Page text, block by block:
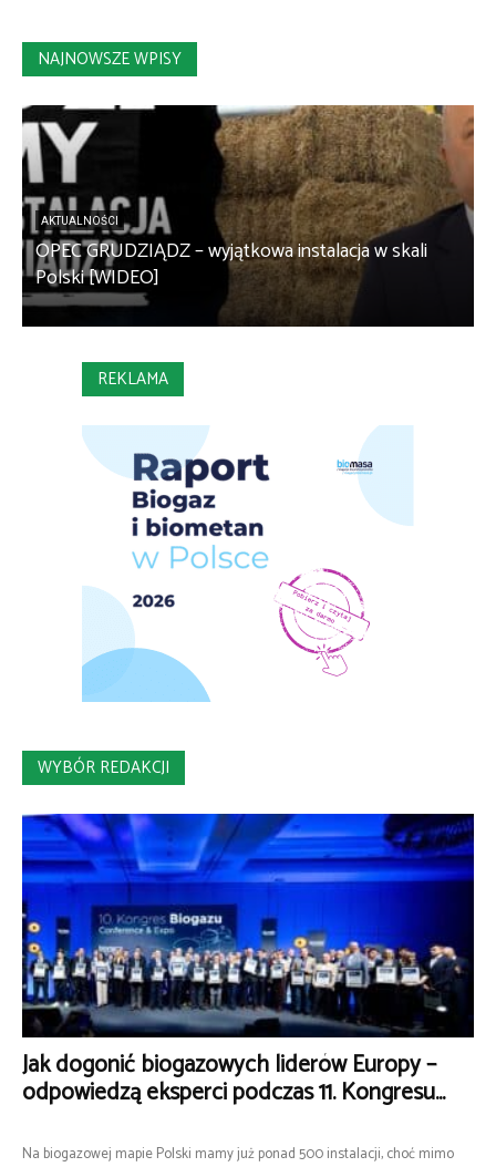
NAJNOWSZE WPISY
AKTUALNOŚCI
OPEC GRUDZIĄDZ – wyjątkowa instalacja w skali
Polski [WIDEO]
REKLAMA
WYBÓR REDAKCJI
Jak dogonić biogazowych liderów Europy –
odpowiedzą eksperci podczas 11. Kongresu...
Na biogazowej mapie Polski mamy już ponad 500 instalacji, choć mimo